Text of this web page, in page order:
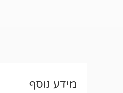
מידע נוסף